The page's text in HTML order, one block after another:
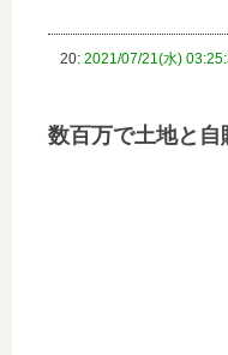
20: 2021/07/21(水)
数百万で土地と